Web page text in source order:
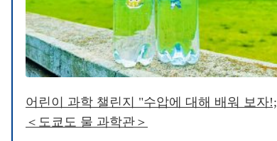
어린이 과학 챌린지 "수압에 대해 배워 보자!;
＜도쿄도 물 과학관＞